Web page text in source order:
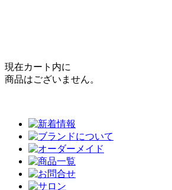
現在カート内に
商品はございません。